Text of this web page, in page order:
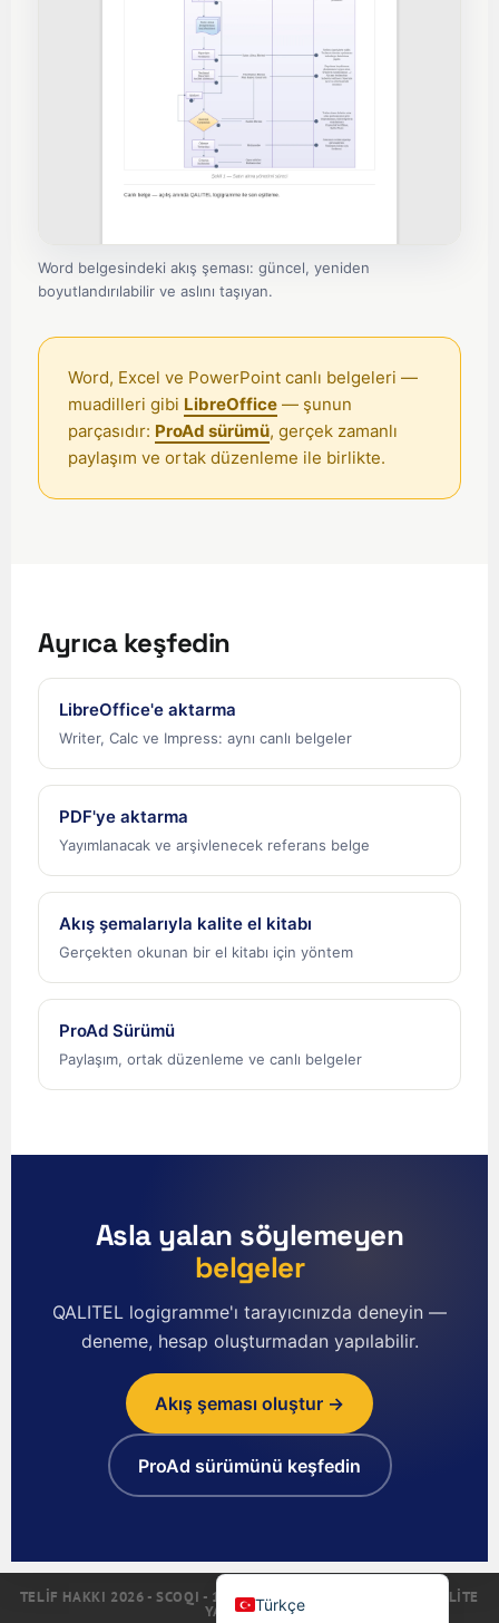
Word belgesindeki akış şeması: güncel, yeniden
boyutlandırılabilir ve aslını taşıyan.
Word, Excel ve PowerPoint canlı belgeleri —
muadilleri gibi LibreOffice — şunun
parçasıdır: ProAd sürümü, gerçek zamanlı
paylaşım ve ortak düzenleme ile birlikte.
Ayrıca keşfedin
LibreOffice'e aktarma
Writer, Calc ve Impress: aynı canlı belgeler
PDF'ye aktarma
Yayımlanacak ve arşivlenecek referans belge
Akış şemalarıyla kalite el kitabı
Gerçekten okunan bir el kitabı için yöntem
ProAd Sürümü
Paylaşım, ortak düzenleme ve canlı belgeler
Asla yalan söylemeyen
belgeler
QALITEL logigramme'ı tarayıcınızda deneyin —
deneme, hesap oluşturmadan yapılabilir.
Akış şeması oluştur →
ProAd sürümünü keşfedin
TELIF HAKKI 2026 - SCOQI - 1993'TEN BERI QALITEL SERISI KALITE
YAZILIMLARI
Türkçe
Français
English (UK)
Nederlands
Español
日本語
한국어
简体中文
Русский
English (US)
English (Canada)
English (Ireland)
English (New Zealand)
Español de Chile
香港中文
العربية (السعودية)
العربية (الإمارات)
العربية (مصر)
Français (Suisse)
Te reo Māori
ʻŌlelo Hawaiʻi